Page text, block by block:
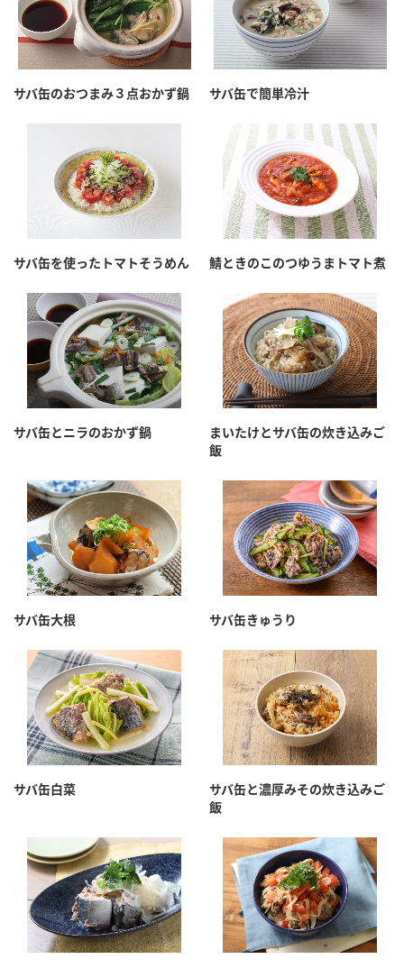
みりん風・料理酒 鍋用調味料
つゆ たれ
スープ 中華
クイック調味料 レモン果汁
ふりかけ おすしの素
納豆 Fibee
ブランド・スペシャルサイト トップ
商品ブランドサイト
お酢ドリンク
味ぽん
ぽん酢
かおりの蔵
つゆ
鍋なび
納豆のサイト
PIN印
三ツ判山吹
スペシャルサイト
お酢を知ろう！
すしラボ
ぽん酢サワー
納豆の豆知識
鍋奉行マニュアル
ミツカンのCM
ロングセラー商品 ＋ おすすめレシピ
人気商品 ＋ おすすめレシピ
企業情報
ミツカングループについて
企業理念
ミツカンの歴史
ミツカンを知る
環境への取り組み
水の文化センター（アーカイブ）
ZENB initiative
各部門が大切にしていること
おいしさと健康への取り組み
キッザニア東京「ぽん酢工房」
採用情報
お客様相談センター
お客様の声をいかしました
よくあるご質問
お問い合わせ
地図から取り扱い店舗を探す
ミツカン公式通販
業務用サイト ミツカングループについて 製造所固有記号一覧
サバ缶のおつまみ３点おかず鍋 サバ缶で簡単冷汁
サバ缶を使ったトマトそうめん 鯖ときのこのつゆうまトマト煮
サバ缶とニラのおかず鍋
まいたけとサバ缶の炊き込みご
飯
サバ缶大根 サバ缶きゅうり
サバ缶白菜
サバ缶と濃厚みその炊き込みご
飯